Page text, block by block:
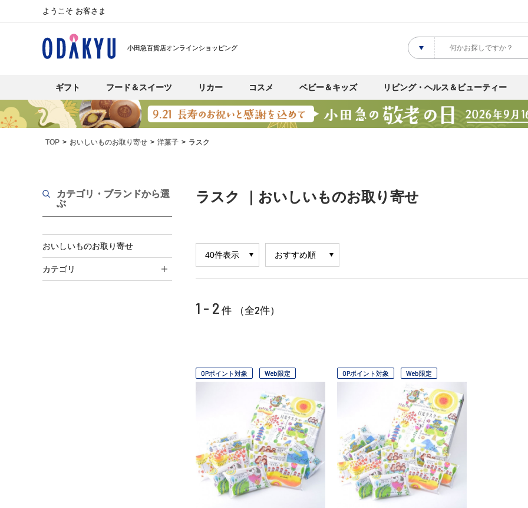
ようこそ お客さま
小田急百貨店オンラインショッピング
ギフト フード＆スイーツ リカー コスメ ベビー＆キッズ リビング・ヘルス＆ビューティー
TOP おいしいものお取り寄せ 洋菓子 ラスク
カテゴリ・ブランドから選
ぶ
おいしいものお取り寄せ
カテゴリ
ラスク ｜おいしいものお取り寄せ
1 - 2 件 （全2件）
OPポイント対象 Web限定 OPポイント対象 Web限定